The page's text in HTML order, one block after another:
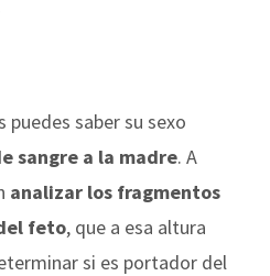
puedes saber su sexo
sangre a la madre. A
analizar los fragmentos
feto, que a esa altura
si es portador del